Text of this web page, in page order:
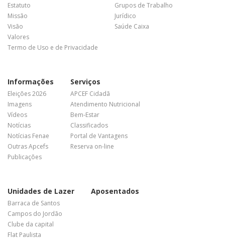
Estatuto
Missão
Visão
Valores
Termo de Uso e de Privacidade
Grupos de Trabalho
Jurídico
Saúde Caixa
Informações
Eleições 2026
Imagens
Vídeos
Notícias
Notícias Fenae
Outras Apcefs
Publicações
Serviços
APCEF Cidadã
Atendimento Nutricional
Bem-Estar
Classificados
Portal de Vantagens
Reserva on-line
Unidades de Lazer
Barraca de Santos
Campos do Jordão
Clube da capital
Flat Paulista
Aposentados